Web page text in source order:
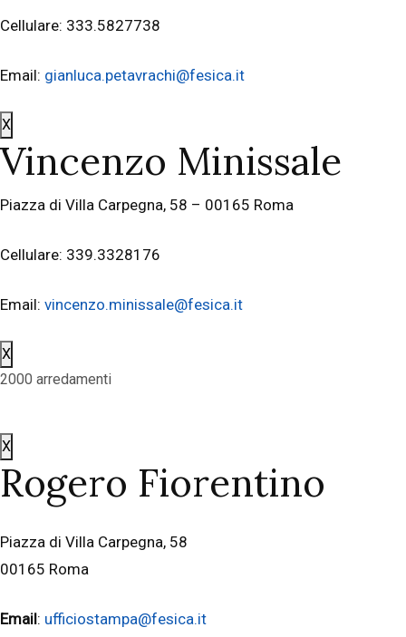
Cellulare: 333.5827738
Email: gianluca.petavrachi@fesica.it
X
Vincenzo Minissale
Piazza di Villa Carpegna, 58 – 00165 Roma
Cellulare: 339.3328176
Email: vincenzo.minissale@fesica.it
X
2000 arredamenti
X
Rogero Fiorentino
Piazza di Villa Carpegna, 58
00165 Roma
Email: ufficiostampa@fesica.it